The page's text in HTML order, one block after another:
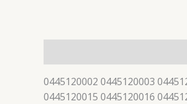
0445120002 0445120003
0445120015 0445120016